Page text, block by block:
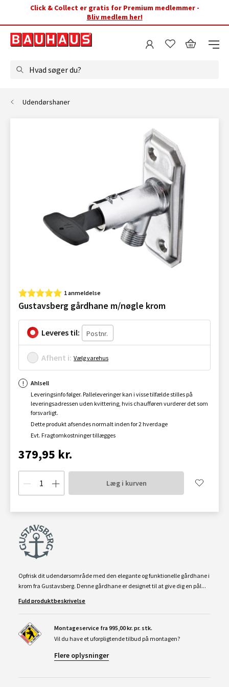
Click & Collect er gratis for Premium medlemmer -
Bliv medlem her!
Hvad søger du?
Udendørshaner
1 anmeldelse
Gustavsberg gårdhane m/nøgle krom
Leveres til:
Afhent i: Vælg varehus
Ahlsell
Leveringsinfo følger. Palleleveringer kan i visse tilfælde stilles på
leveringsadressen uden kvittering, hvis chaufføren vurderer det som
forsvarligt.
Dette produkt afsendes normalt inden for 2 hverdage
Evt. Fragtomkostninger tillægges
379,95 kr.
Læg i kurven
Opfrisk dit udendørsområde med den elegante og funktionelle gårdhane i
krom fra Gustavsberg. Denne gårdhane er designet til at give dig en pål...
Fuld produktbeskrivelse
Montageservice fra 995,00 kr. pr. stk.
Vil du have et uforpligtende tilbud på montagen?
Flere oplysninger